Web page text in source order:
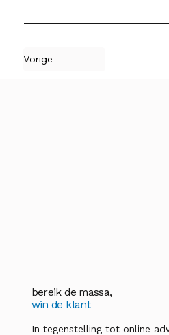
Vorige
bereik de massa,
win de klant
In tegenstelling tot online